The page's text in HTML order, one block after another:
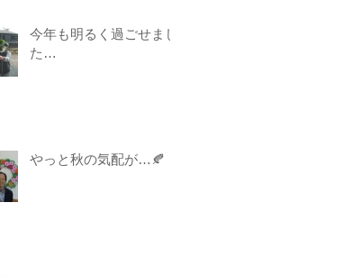
今年も明るく過ごせまし
た…
やっと秋の気配が…🍂